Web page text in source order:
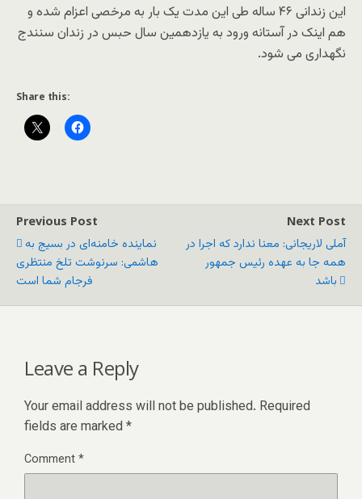
این زندانی ۴۶ ساله طی این مدت یک بار به مرخصی اعزام شده و
هم اینک در آستانه ورود به یازدهمین سال حبس در زندان سنندج
نگهداری می شود.
Share this:
Previous Post
نماینده خامنه‌ای در بسیج به
هاشمی: سرنوشت تلخ منتظری
فرجام شما است
Next Post
آملی لاریجانی: معنا ندارد که اجرا در
همه جا به عهده رئیس جمهور
باشد
Leave a Reply
Your email address will not be published. Required
fields are marked *
Comment*